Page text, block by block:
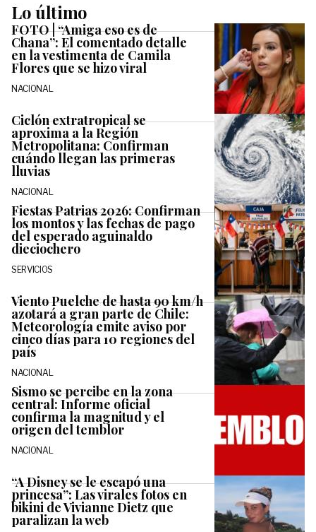
Lo último
FOTO | “Amiga eso es de
Chana”: El comentado detalle
en la vestimenta de Camila
Flores que se hizo viral
NACIONAL
Ciclón extratropical se
aproxima a la Región
Metropolitana: Confirman
cuándo llegan las primeras
lluvias
NACIONAL
Fiestas Patrias 2026: Confirman
los montos y las fechas de pago
del esperado aguinaldo
dieciochero
SERVICIOS
Viento Puelche de hasta 90 km/h
azotará a gran parte de Chile:
Meteorología emite aviso por
cinco días para 10 regiones del
país
NACIONAL
Sismo se percibe en la zona
central: Informe oficial
confirma la magnitud y el
origen del temblor
NACIONAL
“A Disney se le escapó una
princesa”: Las virales fotos en
bikini de Vivianne Dietz que
paralizan la web